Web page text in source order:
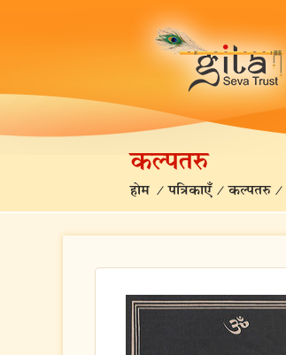
कल्पतरु
होम /पत्रिकाएँ /कल्पतरु /